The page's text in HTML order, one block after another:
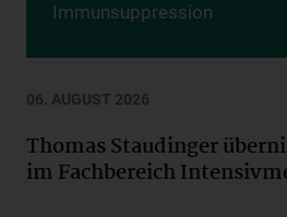
Exzellenz durch
Immunsuppression
06. AUGUST 2026
Thomas Staudinger
im Fachbereich